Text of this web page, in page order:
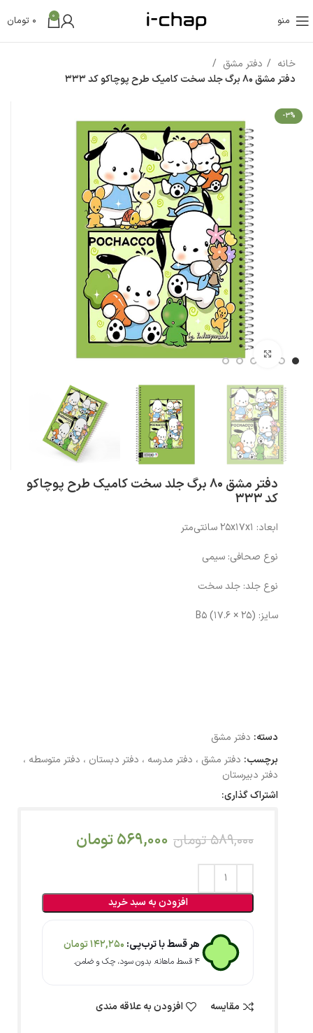
منو 0
0 تومان
خانه
دفتر مشق
دفتر مشق 80 برگ جلد سخت کامیک طرح پوچاکو کد 333
-3%
بزرگنمایی تصویر
دفتر مشق 80 برگ جلد سخت کامیک طرح پوچاکو
کد 333
ابعاد: ۲۵x۱۷x۱ سانتی‌متر
نوع صحافی: سیمی
نوع جلد: جلد سخت
سایز: (۲۵ × ۱۷.۶) B۵
دسته: دفتر مشق
برچسب: دفتر مشق ، دفتر مدرسه ، دفتر دبستان ، دفتر متوسطه ،
دفتر دبیرستان
اشتراک گذاری:
589,000 تومان 569,000تومان
افزودن به سبد خرید
هر قسط با ترب‌پی: 142,250تومان
۴ قسط ماهانه. بدون سود، چک و ضامن.
مقایسه افزودن به علاقه مندی